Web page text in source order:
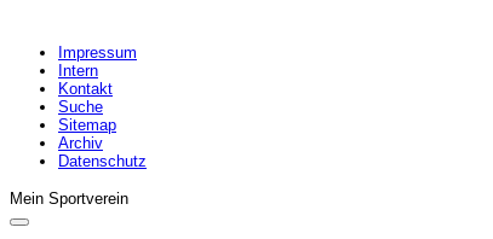
Impressum
Intern
Kontakt
Suche
Sitemap
Archiv
Datenschutz
Mein Sportverein